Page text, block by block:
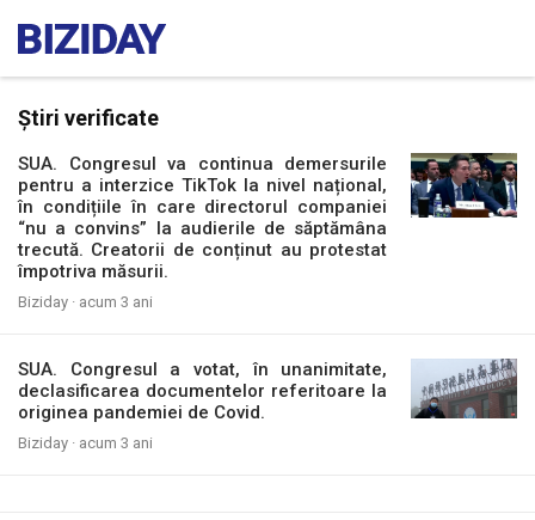
Știri verificate
SUA. Congresul va continua demersurile
pentru a interzice TikTok la nivel național,
în condițiile în care directorul companiei
“nu a convins” la audierile de săptămâna
trecută. Creatorii de conținut au protestat
împotriva măsurii.
Biziday · acum 3 ani
SUA. Congresul a votat, în unanimitate,
declasificarea documentelor referitoare la
originea pandemiei de Covid.
Biziday · acum 3 ani